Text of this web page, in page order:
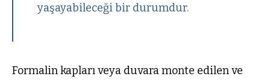
yaşayabileceği bir durumdur.
Formalin kapları veya duvara monte edilen ve